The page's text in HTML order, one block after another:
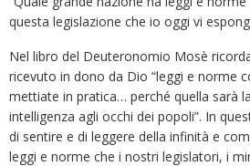
questa legislazione che io oggi vi
Nel libro del Deuteronomio Mosè
ricevuto in dono da Dio “leggi e norme
mettiate in pratica… perché quella sarà
intelligenza agli occhi dei popoli”. In
di sentire e di leggere della infinità e
leggi e norme che i nostri legislatori, i